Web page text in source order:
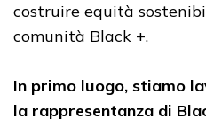
costruire equità
comunità Black +.
In primo luogo, stiamo
la rappresentanza di